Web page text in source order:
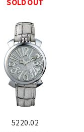
SOLD OUT
5220.02